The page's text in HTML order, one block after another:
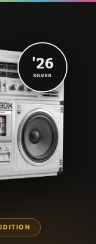
'26
SILVER